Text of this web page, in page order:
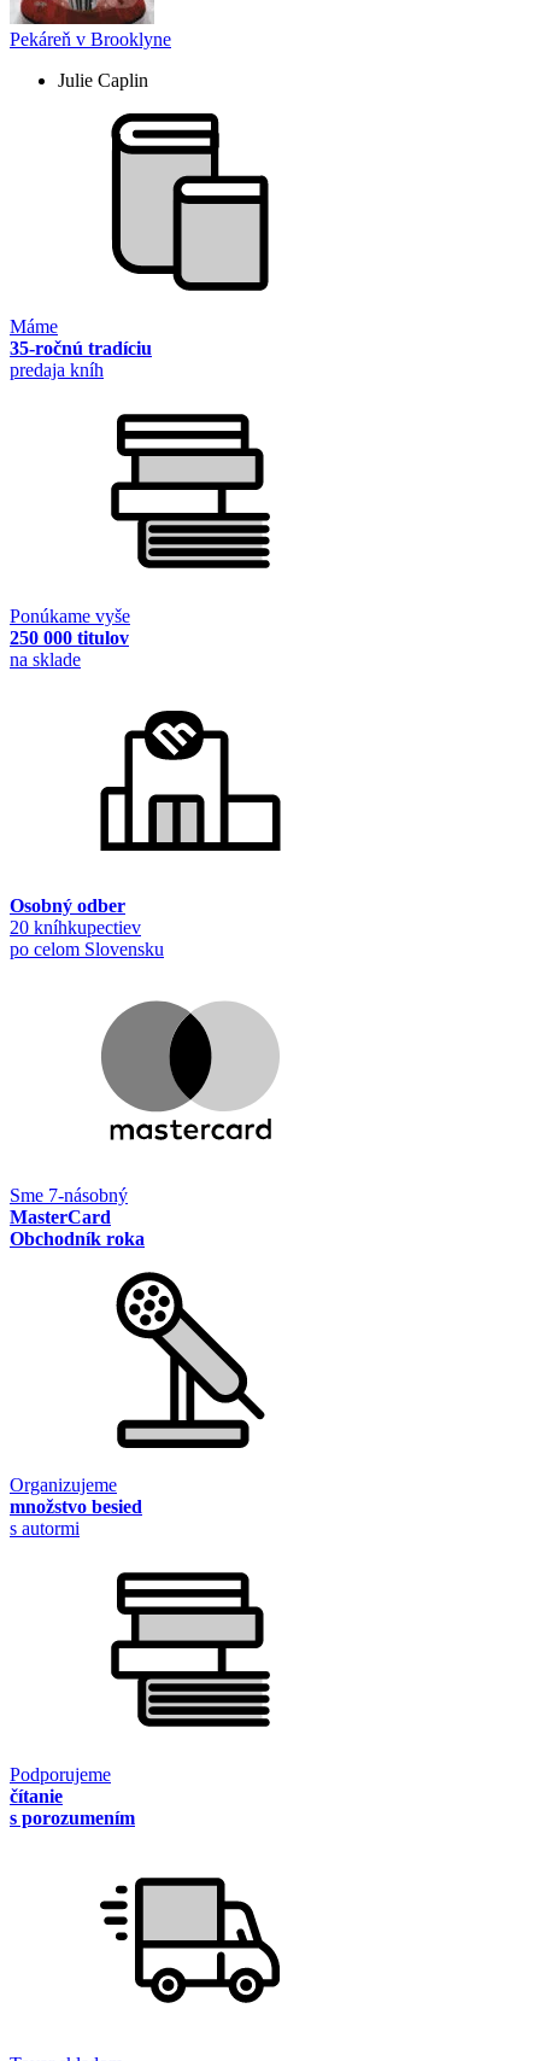
Pekáreň v Brooklyne
Julie Caplin
Máme
35-ročnú tradíciu
predaja kníh
Ponúkame vyše
250 000 titulov
na sklade
Osobný odber
20 kníhkupectiev
po celom Slovensku
Sme 7-násobný
MasterCard
Obchodník roka
Organizujeme
množstvo besied
s autormi
Podporujeme
čítanie
s porozumením